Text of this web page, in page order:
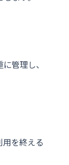
管理し、
を終える